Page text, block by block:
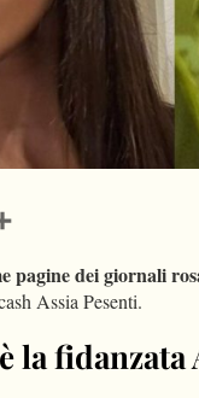
pagine dei giornali
Assia Pesenti.
la fidanzata